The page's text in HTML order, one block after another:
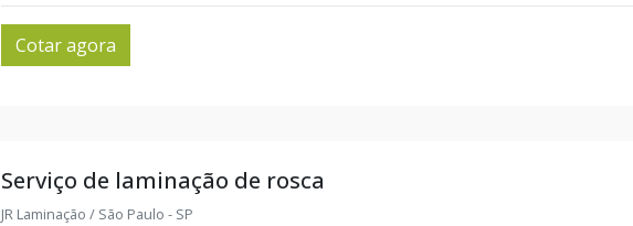
Cotar agora
Serviço de laminação de rosca
JR Laminação / São Paulo - SP